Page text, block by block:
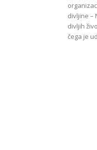
divljine –
divljih
čega je